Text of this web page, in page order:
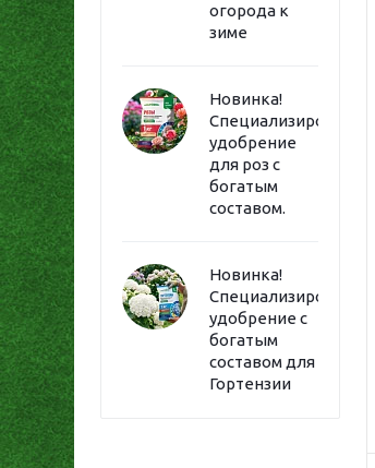
огорода к
зиме
Новинка!
Специализированное
удобрение
для роз с
богатым
составом.
Новинка!
Специализированное
удобрение с
богатым
составом для
Гортензии